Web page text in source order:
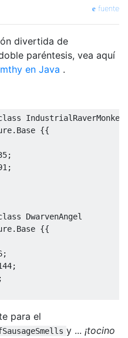
fuente
divertida de
paréntesis, vea aquí
en Java .
IndustrialRaverMonkey
. Base {{
;
;
DwarvenAngel
. Base {{
;
;
;
para el
y ... ¡tocino